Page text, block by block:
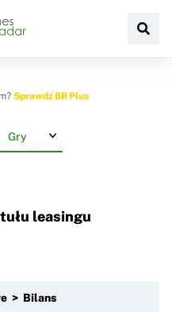
Sprawdź BR Plus
Gry
leasingu
> Bilans